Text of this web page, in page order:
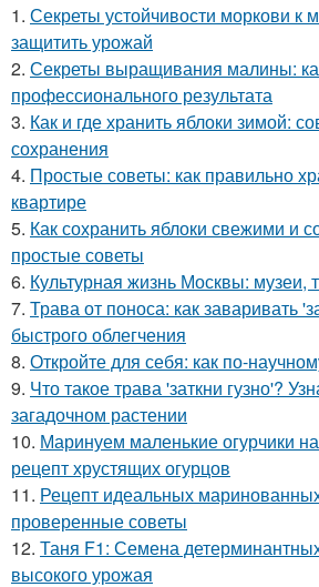
1. Секреты устойчивости моркови к
защитить урожай
2. Секреты выращивания малины:
профессионального результата
3. Как и где хранить яблоки зимой:
сохранения
4. Простые советы: как правильно
квартире
5. Как сохранить яблоки свежими и
простые советы
6. Культурная жизнь Москвы: музеи,
7. Трава от поноса: как заваривать
быстрого облегчения
8. Откройте для себя: как по-
9. Что такое трава 'заткни гузно'?
загадочном растении
10. Маринуем маленькие огурчики
рецепт хрустящих огурцов
11. Рецепт идеальных
проверенные советы
12. Таня F1: Семена
высокого урожая